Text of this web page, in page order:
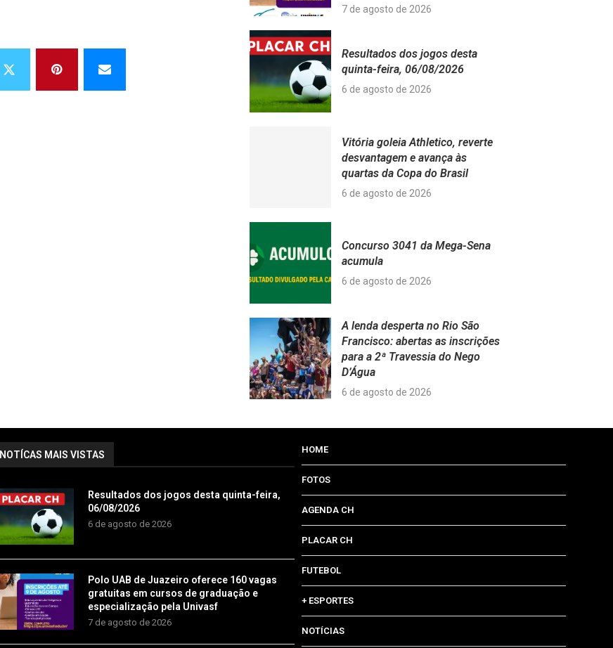
7 de agosto de 2026
Resultados dos jogos desta
quinta-feira, 06/08/2026
6 de agosto de 2026
Vitória goleia Athletico, reverte
desvantagem e avança às
quartas da Copa do Brasil
6 de agosto de 2026
Concurso 3041 da Mega-Sena
acumula
6 de agosto de 2026
A lenda desperta no Rio São
Francisco: abertas as inscrições
para a 2ª Travessia do Nego
D’Água
6 de agosto de 2026
NOTÍCAS MAIS VISTAS
Resultados dos jogos desta quinta-feira,
06/08/2026
6 de agosto de 2026
Polo UAB de Juazeiro oferece 160 vagas
gratuitas em cursos de graduação e
especialização pela Univasf
7 de agosto de 2026
HOME
FOTOS
AGENDA CH
PLACAR CH
FUTEBOL
+ ESPORTES
NOTÍCIAS